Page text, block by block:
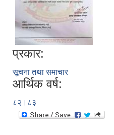
प्रकार:
सूचना तथा समाचार
आर्थिक वर्ष:
८२।८३